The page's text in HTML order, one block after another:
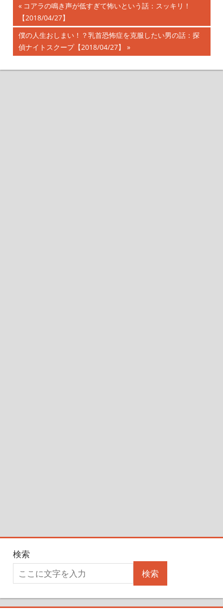
投
稿
ナ
ビ
前
の
記
事:
コアラの鳴き声が低すぎて怖いという話：スッキリ！
【2018/04/27】
次
の
事:
僕の人生おしまい！？乳首恐怖症を克服したい男の話：探
偵ナイトスクープ【2018/04/27】
検索
検索